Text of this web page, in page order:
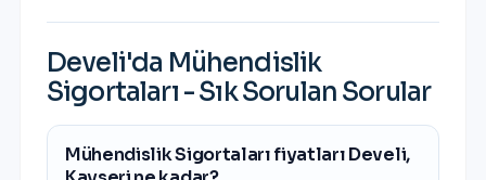
Develi'da Mühendislik
Sigortaları - Sık Sorulan Sorular
Mühendislik Sigortaları fiyatları Develi,